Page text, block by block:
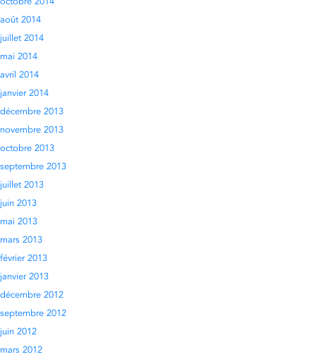
août 2014
juillet 2014
mai 2014
avril 2014
janvier 2014
décembre 2013
novembre 2013
octobre 2013
septembre 2013
juillet 2013
juin 2013
mai 2013
mars 2013
février 2013
janvier 2013
décembre 2012
septembre 2012
juin 2012
mars 2012